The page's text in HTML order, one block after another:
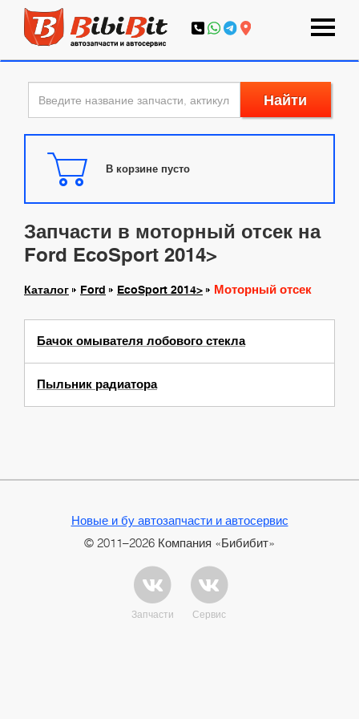
Найти
В корзине пусто
Запчасти в моторный отсек на
Ford EcoSport 2014>
Каталог Ford EcoSport 2014> Моторный отсек
Бачок омывателя лобового стекла
Пыльник радиатора
Новые и бу автозапчасти и автосервис
© 2011–2026 Компания «Бибибит»
Запчасти Сервис